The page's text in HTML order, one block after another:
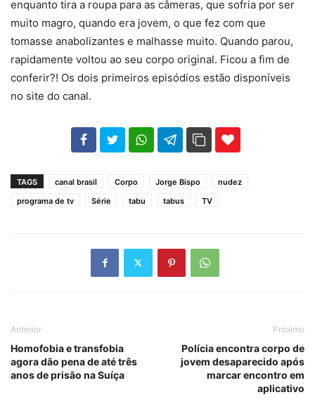
enquanto tira a roupa para as câmeras, que sofria por ser
muito magro, quando era jovem, o que fez com que
tomasse anabolizantes e malhasse muito. Quando parou,
rapidamente voltou ao seu corpo original. Ficou a fim de
conferir?! Os dois primeiros episódios estão disponíveis
no site do canal.
102 35
TAGS canal brasil Corpo Jorge Bispo
nudez
programa de tv
Série tabu tabus TV
Anterior
Homofobia e transfobia
agora dão pena de até três
anos de prisão na Suíça
Próximo
Polícia encontra corpo de
jovem desaparecido após
marcar encontro em
aplicativo